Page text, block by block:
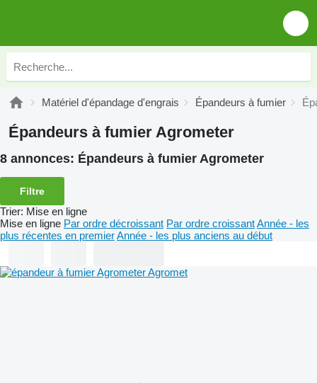
Matériel d'épandage d'engrais Épandeurs à fumier
Épandeurs à fumier Agrometer
8 annonces: Épandeurs à fumier Agrometer
Filtre
Trier: Mise en ligne
Mise en ligne Par ordre décroissant Par ordre croissantAnnée - les
plus récentes en premierAnnée - les plus anciens au début